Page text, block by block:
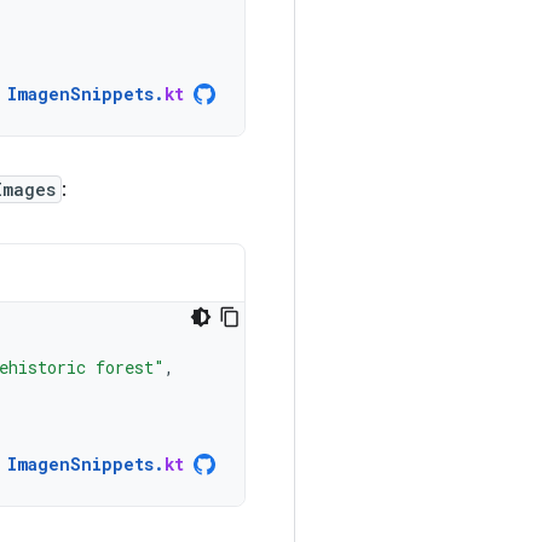
ImagenSnippets. kt
:
forest" ,
ImagenSnippets. kt